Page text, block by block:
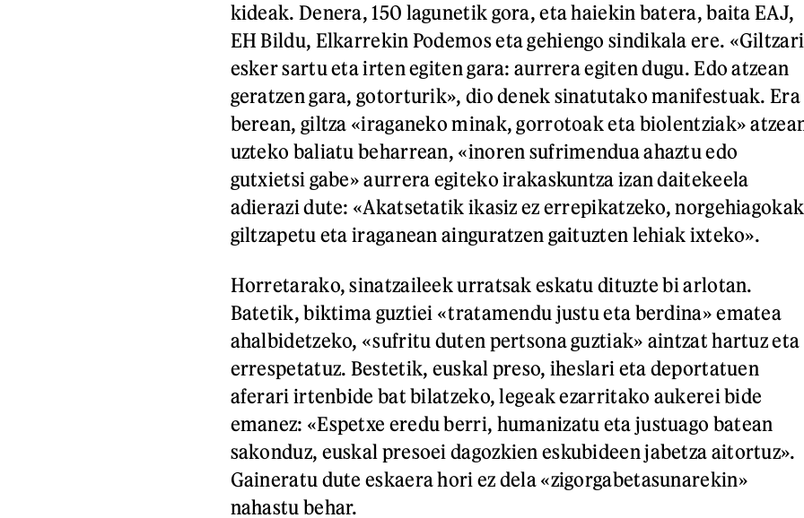
kideak. Denera, 150 lagunetik gora, eta haiekin batera, baita EAJ,
EH Bildu, Elkarrekin Podemos eta gehiengo sindikala ere. «Giltzari
esker sartu eta irten egiten gara: aurrera egiten dugu. Edo atzean
geratzen gara, gotorturik», dio denek sinatutako manifestuak. Era
berean, giltza «iraganeko minak, gorrotoak eta biolentziak»
uzteko baliatu beharrean, «inoren sufrimendua ahaztu edo
gutxietsi gabe» aurrera egiteko irakaskuntza izan daitekeela
adierazi dute: «Akatsetatik ikasiz ez errepikatzeko, norgehiagokak
giltzapetu eta iraganean ainguratzen gaituzten lehiak ixteko».
Horretarako, sinatzaileek urratsak eskatu dituzte bi arlotan.
Batetik, biktima guztiei «tratamendu justu eta berdina» ematea
ahalbidetzeko, «sufritu duten pertsona guztiak» aintzat hartuz eta
errespetatuz. Bestetik, euskal preso, iheslari eta deportatuen
aferari irtenbide bat bilatzeko, legeak ezarritako aukerei bide
emanez: «Espetxe eredu berri, humanizatu eta justuago batean
sakonduz, euskal presoei dagozkien eskubideen jabetza aitortuz».
Gaineratu dute eskaera hori ez dela «zigorgabetasunarekin»
nahastu behar.